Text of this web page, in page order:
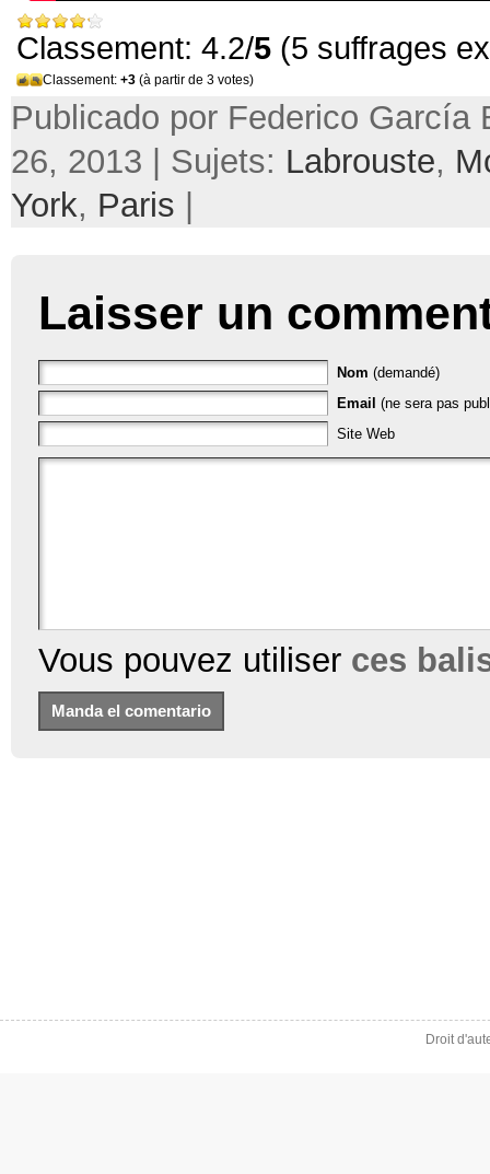
Classement: 4.2/5 (5 suffrages
Classement: +3 (à partir de 3 votes)
Publicado por Federico García
26, 2013 | Sujets: Labrouste,
York, Paris |
Laisser un
Nom (demandé)
Email (ne sera pas
Site Web
Vous pouvez utiliser ces
Droit